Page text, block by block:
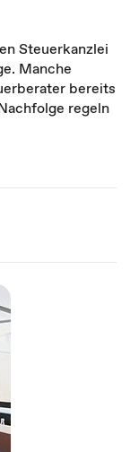
Steuerkanzlei
Manche
bereits
regeln